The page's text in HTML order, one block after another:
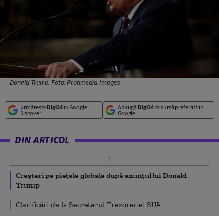
Donald Trump. Foto: Profimedia Images
Urmărește Digi24în Google
Discover
Adaugă Digi24ca sursă preferată în
Google
DIN ARTICOL
Creșteri pe piețele globale după anunțul lui Donald
Trump
Clarificări de la Secretarul Trezoreriei SUA